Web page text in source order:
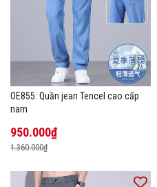
OE855: Quần jean Tencel cao cấp
nam
950.000₫
1.360.000₫